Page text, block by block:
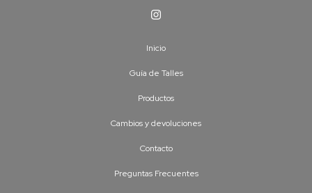
Inicio
Guía de Talles
Productos
Cambios y devoluciones
Contacto
Preguntas Frecuentes